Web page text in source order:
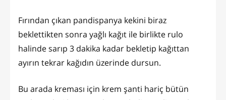
Fırından çıkan pandispanya kekini biraz
beklettikten sonra yağlı kağıt ile birlikte rulo
halinde sarıp 3 dakika kadar bekletip kağıttan
ayırın tekrar kağıdın üzerinde dursun.
Bu arada kreması için krem şanti hariç bütün